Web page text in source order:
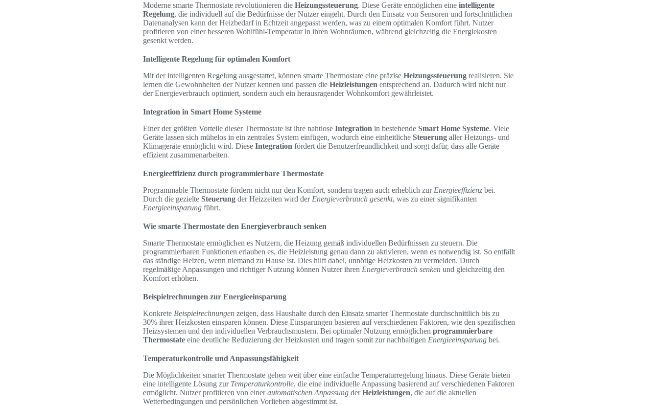
Moderne smarte Thermostate revolutionieren die Heizungssteuerung. Diese Geräte ermöglichen eine intelligente
Regelung, die individuell auf die Bedürfnisse der Nutzer eingeht. Durch den Einsatz von Sensoren und fortschrittlichen
Datenanalysen kann der Heizbedarf in Echtzeit angepasst werden, was zu einem optimalen Komfort führt. Nutzer
profitieren von einer besseren Wohlfühl-Temperatur in ihren Wohnräumen, während gleichzeitig die Energiekosten
gesenkt werden.
Intelligente Regelung für optimalen Komfort
Mit der intelligenten Regelung ausgestattet, können smarte Thermostate eine präzise Heizungssteuerung realisieren. Sie
lernen die Gewohnheiten der Nutzer kennen und passen die Heizleistungen entsprechend an. Dadurch wird nicht nur
der Energieverbrauch optimiert, sondern auch ein herausragender Wohnkomfort gewährleistet.
Integration in Smart Home Systeme
Einer der größten Vorteile dieser Thermostate ist ihre nahtlose Integration in bestehende Smart Home Systeme. Viele
Geräte lassen sich mühelos in ein zentrales System einfügen, wodurch eine einheitliche Steuerung aller Heizungs- und
Klimageräte ermöglicht wird. Diese Integration fördert die Benutzerfreundlichkeit und sorgt dafür, dass alle Geräte
effizient zusammenarbeiten.
Energieeffizienz durch programmierbare Thermostate
Programmable Thermostate fördern nicht nur den Komfort, sondern tragen auch erheblich zur Energieeffizienz bei.
Durch die gezielte Steuerung der Heizzeiten wird der Energieverbrauch gesenkt, was zu einer signifikanten
Energieeinsparung führt.
Wie smarte Thermostate den Energieverbrauch senken
Smarte Thermostate ermöglichen es Nutzern, die Heizung gemäß individuellen Bedürfnissen zu steuern. Die
programmierbaren Funktionen erlauben es, die Heizleistung genau dann zu aktivieren, wenn es notwendig ist. So entfällt
das ständige Heizen, wenn niemand zu Hause ist. Dies hilft dabei, unnötige Heizkosten zu vermeiden. Durch
regelmäßige Anpassungen und richtiger Nutzung können Nutzer ihren Energieverbrauch senken und gleichzeitig den
Komfort erhöhen.
Beispielrechnungen zur Energieeinsparung
Konkrete Beispielrechnungen zeigen, dass Haushalte durch den Einsatz smarter Thermostate durchschnittlich bis zu
30% ihrer Heizkosten einsparen können. Diese Einsparungen basieren auf verschiedenen Faktoren, wie den spezifischen
Heizsystemen und den individuellen Verbrauchsmustern. Bei optimaler Nutzung ermöglichen programmierbare
Thermostate eine deutliche Reduzierung der Heizkosten und tragen somit zur nachhaltigen Energieeinsparung bei.
Temperaturkontrolle und Anpassungsfähigkeit
Die Möglichkeiten smarter Thermostate gehen weit über eine einfache Temperaturregelung hinaus. Diese Geräte bieten
eine intelligente Lösung zur Temperaturkontrolle, die eine individuelle Anpassung basierend auf verschiedenen Faktoren
ermöglicht. Nutzer profitieren von einerautomatischen Anpassung derHeizleistungen, die auf die aktuellen
Wetterbedingungen und persönlichen Vorlieben abgestimmt ist.